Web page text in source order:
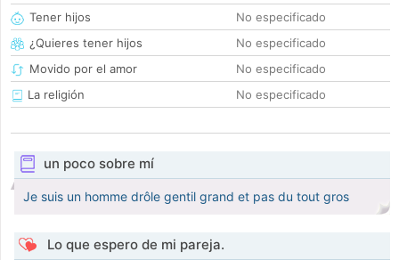
Tener hijos
No especificado
¿Quieres tener hijos
No especificado
Movido por el amor
No especificado
La religión
No especificado
un poco sobre mí
Je suis un homme drôle gentil grand et pas du tout gros
Lo que espero de mi pareja.